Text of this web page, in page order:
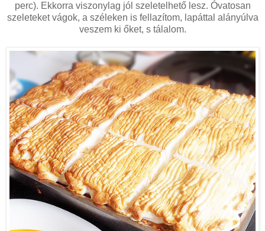
perc). Ekkorra viszonylag jól szeletelhető lesz. Óvatosan
szeleteket vágok, a széleken is fellazítom, lapáttal alányúlva
veszem ki őket, s tálalom.